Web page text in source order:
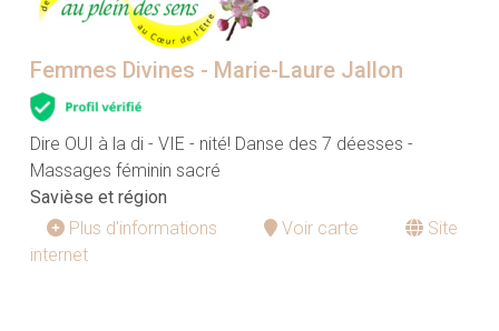
Femmes Divines - Marie-Laure Jallon
Dire OUI à la di - VIE - nité! Danse des 7 déesses -
Massages féminin sacré
Savièse et région
Plus d'informations
Voir carte
Site
internet